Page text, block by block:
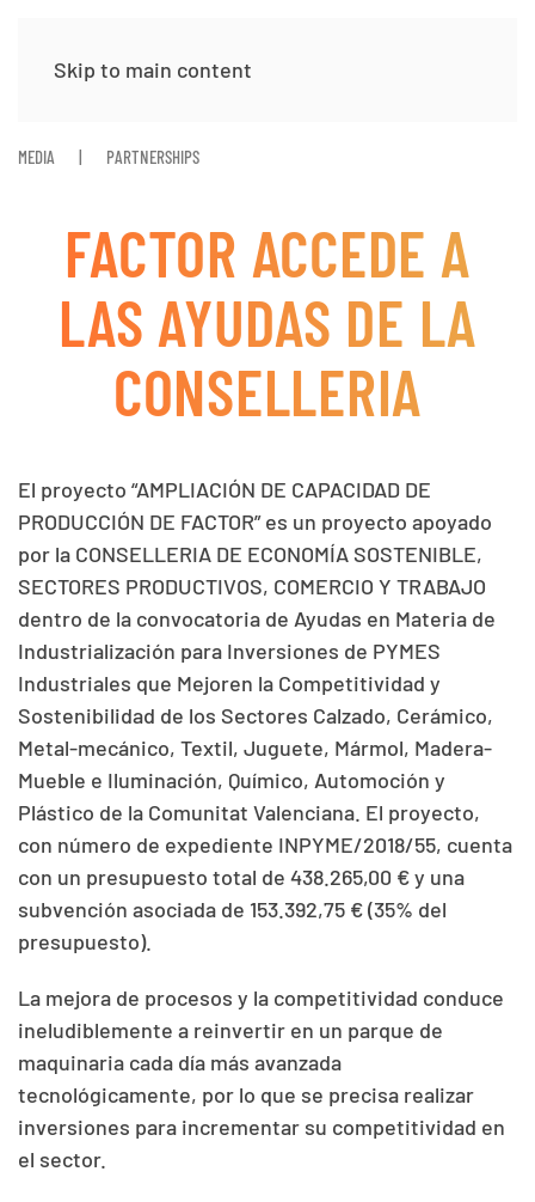
Skip to main content
MEDIA PARTNERSHIPS
FACTOR ACCEDE A
LAS AYUDAS DE LA
CONSELLERIA
El proyecto “AMPLIACIÓN DE CAPACIDAD DE
PRODUCCIÓN DE FACTOR” es un proyecto apoyado
por la CONSELLERIA DE ECONOMÍA SOSTENIBLE,
SECTORES PRODUCTIVOS, COMERCIO Y TRABAJO
dentro de la convocatoria de Ayudas en Materia de
Industrialización para Inversiones de PYMES
Industriales que Mejoren la Competitividad y
Sostenibilidad de los Sectores Calzado, Cerámico,
Metal-mecánico, Textil, Juguete, Mármol, Madera-
Mueble e Iluminación, Químico, Automoción y
Plástico de la Comunitat Valenciana. El proyecto,
con número de expediente INPYME/2018/55, cuenta
con un presupuesto total de 438.265,00 € y una
subvención asociada de 153.392,75 € (35% del
presupuesto).
La mejora de procesos y la competitividad conduce
ineludiblemente a reinvertir en un parque de
maquinaria cada día más avanzada
tecnológicamente, por lo que se precisa realizar
inversiones para incrementar su competitividad en
el sector.